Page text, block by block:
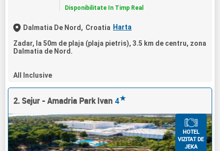
Disponibilitate In Timp Real
Dalmatia De Nord, Croatia Harta
Zadar, la 50m de plaja (plaja pietris), 3.5 km de centru, zona
Dalmatia de Nord.
All Inclusive
2. Sejur - Amadria Park Ivan 4★
HOTEL
VIZITAT DE
JEKA